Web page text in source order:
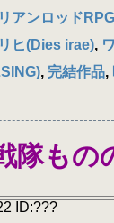
アンロッド
ヒ(Dies irae),
, 完結作品,
隊もの
ID:???